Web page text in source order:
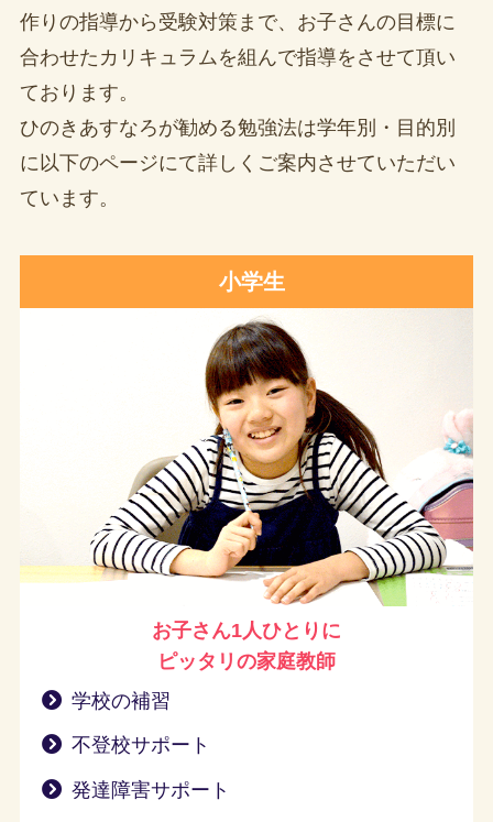
作りの指導から受験対策まで、お子さんの目標に
合わせたカリキュラムを組んで指導をさせて頂い
ております。
ひのきあすなろが勧める勉強法は学年別・目的別
に以下のページにて詳しくご案内させていただい
ています。
小学生
お子さん1人ひとりに
ピッタリの家庭教師
学校の補習
不登校サポート
発達障害サポート